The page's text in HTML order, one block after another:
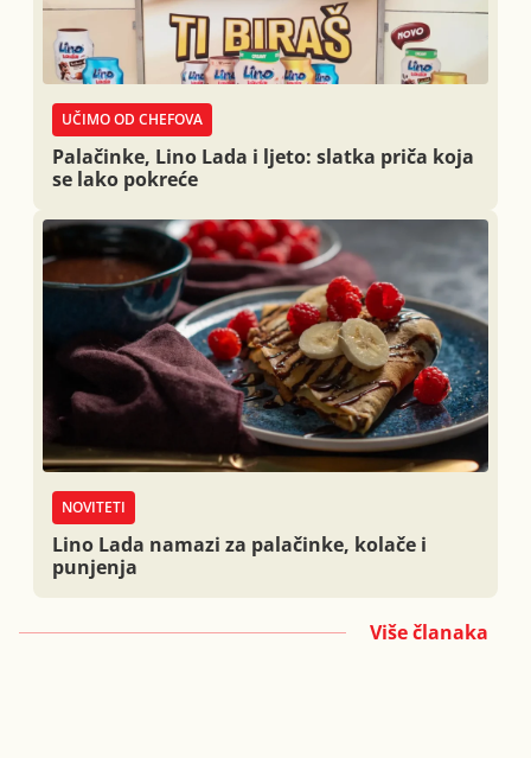
UČIMO OD CHEFOVA
Palačinke, Lino Lada i ljeto: slatka priča koja
se lako pokreće
NOVITETI
Lino Lada namazi za palačinke, kolače i
punjenja
Više članaka